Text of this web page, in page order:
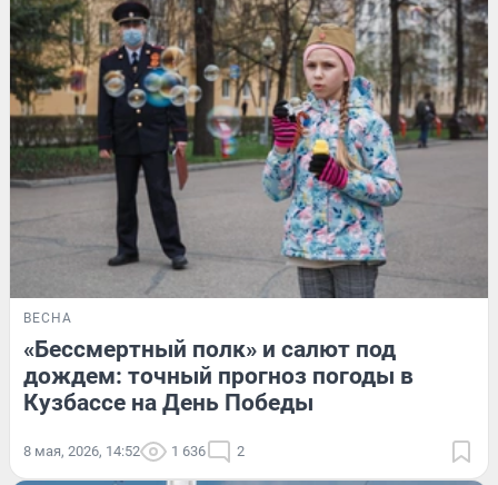
ВЕСНА
«Бессмертный полк» и салют под
дождем: точный прогноз погоды в
Кузбассе на День Победы
8 мая, 2026, 14:52 1 636 2